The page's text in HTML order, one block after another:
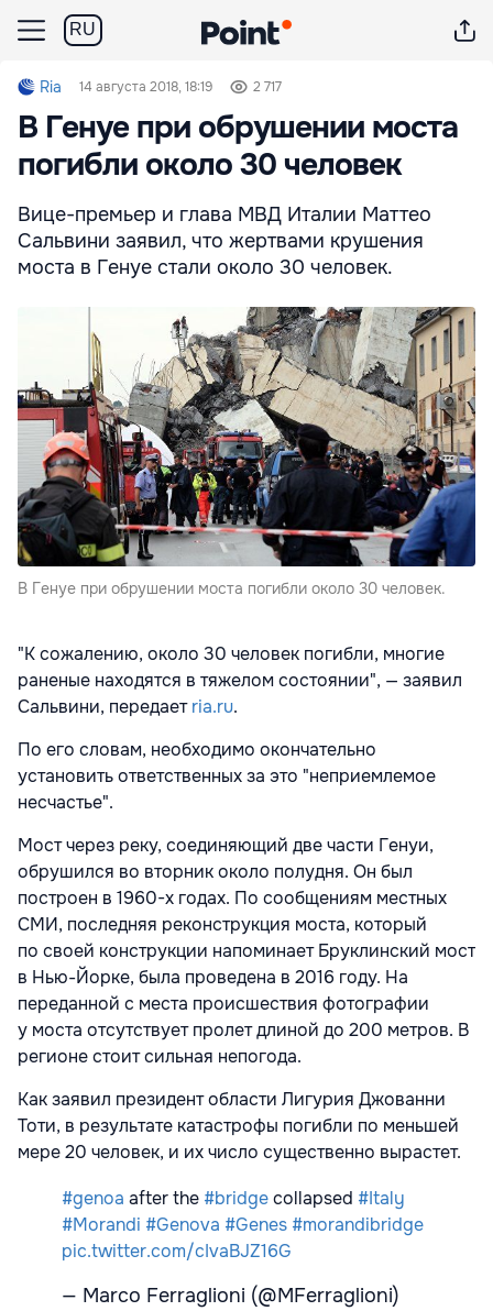
RU
Ria 14 августа 2018, 18:19 2 717
В Генуе при обрушении моста
погибли около 30 человек
Вице-премьер и глава МВД Италии Маттео
Сальвини заявил, что жертвами крушения
моста в Генуе стали около 30 человек.
В Генуе при обрушении моста погибли около 30 человек.
"К сожалению, около 30 человек погибли, многие
раненые находятся в тяжелом состоянии", — заявил
Сальвини, передаетria.ru.
По его словам, необходимо окончательно
установить ответственных за это "неприемлемое
несчастье".
Мост через реку, соединяющий две части Генуи,
обрушился во вторник около полудня. Он был
построен в 1960-х годах. По сообщениям местных
СМИ, последняя реконструкция моста, который
по своей конструкции напоминает Бруклинский мост
в Нью-Йорке, была проведена в 2016 году. На
переданной с места происшествия фотографии
у моста отсутствует пролет длиной до 200 метров. В
регионе стоит сильная непогода.
Как заявил президент области Лигурия Джованни
Тоти, в результате катастрофы погибли по меньшей
мере 20 человек, и их число существенно вырастет.
#genoa after the #bridgecollapsed #Italy
#Morandi #Genova #Genes #morandibridge
pic.twitter.com/cIvaBJZ16G
— Marco Ferraglioni (@MFerraglioni)